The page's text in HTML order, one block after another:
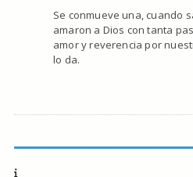
Se conmueve una, cuando
amaron a Dios con tanta
amor y reverencia por
lo da.